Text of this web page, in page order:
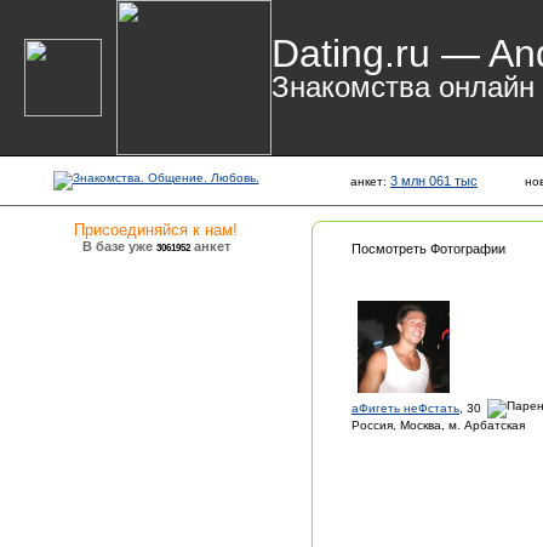
Dating.ru —
Знакомства онлайн
анкет: 3 млн 061 тыс
Присоединяйся к нам!
В базе уже 3061952анкет Посмотреть Фотографии
aФигеть неФстать , 30
Россия, Москва, м. Арбатская